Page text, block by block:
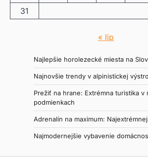
31
« lip
Najlepšie horolezecké miesta na
Najnovšie trendy v alpinistickej
Prežiť na hrane: Extrémna turistika v
podmienkach
Adrenalín na maximum:
Najmodernejšie vybavenie